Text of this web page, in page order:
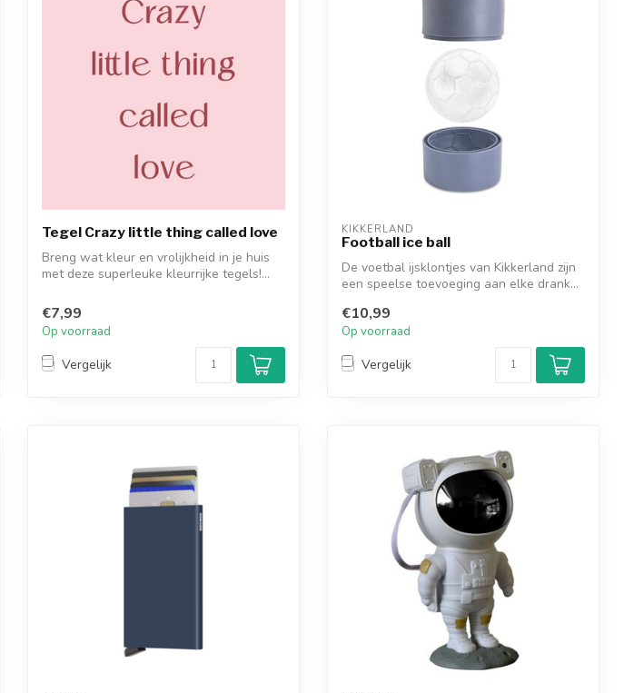
Tegel Crazy little thing called love
Breng wat kleur en vrolijkheid in je huis
met deze superleuke kleurrijke tegels!...
€7,99
Op voorraad
Vergelijk
KIKKERLAND
Football ice ball
De voetbal ijsklontjes van Kikkerland zijn
een speelse toevoeging aan elke drank...
€10,99
Op voorraad
Vergelijk